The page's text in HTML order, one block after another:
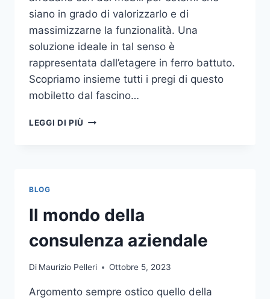
siano in grado di valorizzarlo e di
massimizzarne la funzionalità. Una
soluzione ideale in tal senso è
rappresentata dall’etagere in ferro battuto.
Scopriamo insieme tutti i pregi di questo
mobiletto dal fascino…
LEGGI DI PIÙ ETAGERE
PER
L’ARREDO
GIARDINO
BLOG
Il mondo della
consulenza aziendale
Di Maurizio Pelleri Ottobre 5, 2023
Argomento sempre ostico quello della